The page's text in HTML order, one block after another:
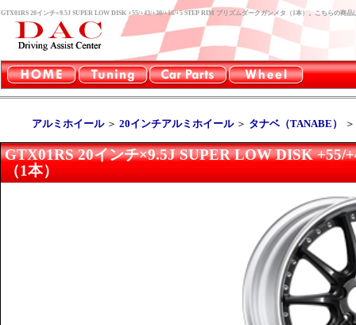
GTX01RS 20インチ×9.5J SUPER LOW DISK +55/+43/+30/+18/+5 STEP RIM プリズムダークガンメタ（1本）。こちらの商
アルミホイール＞ 20インチアルミホイール＞ タナベ（TANABE）
GTX01RS 20インチ×9.5J SUPER LOW DISK +55/
（1本）